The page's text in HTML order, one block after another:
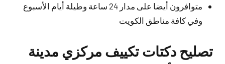
متوافرون أيضا على مدار 24 ساعة وطيلة أيام الأسبوع
وفي كافة مناطق الكويت
تصليح دكتات تكييف مركزي مدينة